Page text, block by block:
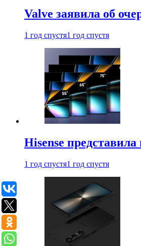
Valve заявила об
1 год спустя1 год спустя
Hisense
1 год спустя1 год спустя